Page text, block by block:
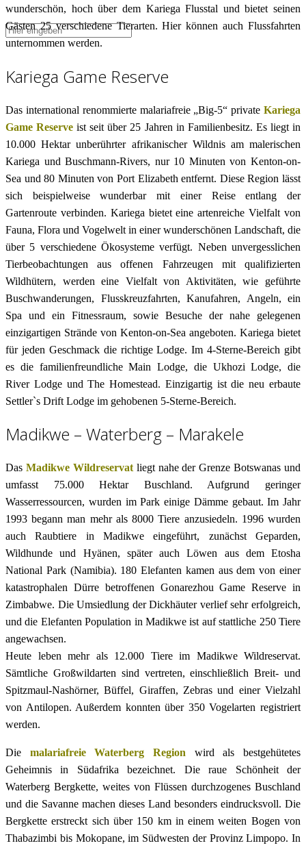
wunderschön, hoch über dem Kariega Flusstal und bietet seinen
Gästen 25 verschiedene Tierarten. Hier können auch Flussfahrten
unternommen werden.
Kariega Game Reserve
Das international renommierte malariafreie „Big-5“ private Kariega
Game Reserve ist seit über 25 Jahren in Familienbesitz. Es liegt in
10.000 Hektar unberührter afrikanischer Wildnis am malerischen
Kariega und Buschmann-Rivers, nur 10 Minuten von Kenton-on-
Sea und 80 Minuten von Port Elizabeth entfernt. Diese Region lässt
sich beispielweise wunderbar mit einer Reise entlang der
Gartenroute verbinden. Kariega bietet eine artenreiche Vielfalt von
Fauna, Flora und Vogelwelt in einer wunderschönen Landschaft, die
über 5 verschiedene Ökosysteme verfügt. Neben unvergesslichen
Tierbeobachtungen aus offenen Fahrzeugen mit qualifizierten
Wildhütern, werden eine Vielfalt von Aktivitäten, wie geführte
Buschwanderungen, Flusskreuzfahrten, Kanufahren, Angeln, ein
Spa und ein Fitnessraum, sowie Besuche der nahe gelegenen
einzigartigen Strände von Kenton-on-Sea angeboten. Kariega bietet
für jeden Geschmack die richtige Lodge. Im 4-Sterne-Bereich gibt
es die familienfreundliche Main Lodge, die Ukhozi Lodge, die
River Lodge und The Homestead. Einzigartig ist die neu erbaute
Settler`s Drift Lodge im gehobenen 5-Sterne-Bereich.
Madikwe – Waterberg – Marakele
Das Madikwe Wildreservatliegt nahe der Grenze Botswanas und
umfasst 75.000 Hektar Buschland. Aufgrund geringer
Wasserressourcen, wurden im Park einige Dämme gebaut. Im Jahr
1993 begann man mehr als 8000 Tiere anzusiedeln. 1996 wurden
auch Raubtiere in Madikwe eingeführt, zunächst Geparden,
Wildhunde und Hyänen, später auch Löwen aus dem Etosha
National Park (Namibia). 180 Elefanten kamen aus dem von einer
katastrophalen Dürre betroffenen Gonarezhou Game Reserve in
Zimbabwe. Die Umsiedlung der Dickhäuter verlief sehr erfolgreich,
und die Elefanten Population in Madikwe ist auf stattliche 250 Tiere
angewachsen.
Heute leben mehr als 12.000 Tiere im Madikwe Wildreservat.
Sämtliche Großwildarten sind vertreten, einschließlich Breit- und
Spitzmaul-Nashörner, Büffel, Giraffen, Zebras und einer Vielzahl
von Antilopen. Außerdem konnten über 350 Vogelarten registriert
werden.
Die malariafreie Waterberg Region wird als bestgehütetes
Geheimnis in Südafrika bezeichnet. Die raue Schönheit der
Waterberg Bergkette, weites von Flüssen durchzogenes Buschland
und die Savanne machen dieses Land besonders eindrucksvoll. Die
Bergkette erstreckt sich über 150 km in einem weiten Bogen von
Thabazimbi bis Mokopane, im Südwesten der Provinz Limpopo. In